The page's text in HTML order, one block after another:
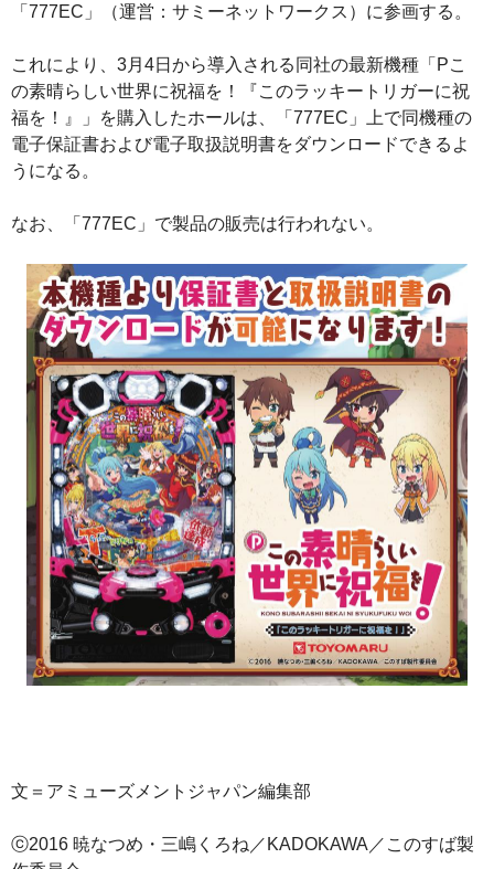
「777EC」（運営：サミーネットワークス）に参画する。
これにより、3月4日から導入される同社の最新機種「Pこ
の素晴らしい世界に祝福を！『このラッキートリガーに祝
福を！』」を購入したホールは、「777EC」上で同機種の
電子保証書および電子取扱説明書をダウンロードできるよ
うになる。
なお、「777EC」で製品の販売は行われない。
文＝アミューズメントジャパン編集部
ⓒ2016 暁なつめ・三嶋くろね／KADOKAWA／このすば製